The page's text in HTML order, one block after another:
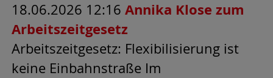
18.06.2026 12:16 Annika Klose zum
Arbeitszeitgesetz
Arbeitszeitgesetz: Flexibilisierung ist
keine Einbahnstraße Im